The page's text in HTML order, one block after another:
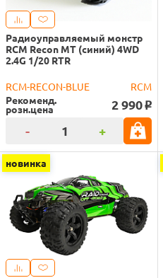
Радиоуправляемый монстр
RCM Recon MT (синий) 4WD
2.4G 1/20 RTR
RCM-RECON-BLUE
RCM
Рекоменд.
розн.цена 2 990 o
- +
новинка